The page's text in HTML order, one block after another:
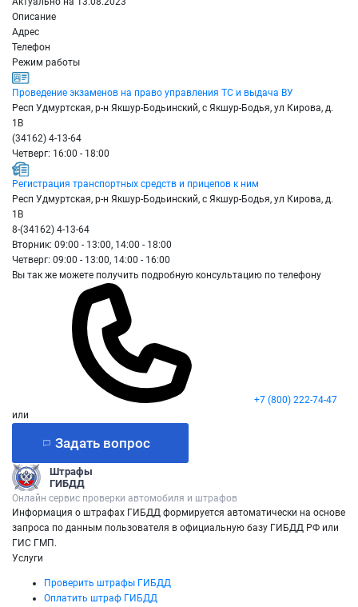
Описание
Адрес
Телефон
Режим работы
Проведение экзаменов на право управления ТС и выдача ВУ
Респ Удмуртская, р-н Якшур-Бодьинский, с Якшур-Бодья, ул Кирова, д.
1В
(34162) 4-13-64
Четверг: 16:00 - 18:00
Регистрация транспортных средств и прицепов к ним
Респ Удмуртская, р-н Якшур-Бодьинский, с Якшур-Бодья, ул Кирова, д.
1В
8-(34162) 4-13-64
Вторник: 09:00 - 13:00, 14:00 - 18:00
Четверг: 09:00 - 13:00, 14:00 - 16:00
Вы так же можете получить подробную консультацию по телефону
+7 (800) 222-74-47
или
Задать вопрос
Штрафы
ГИБДД
Онлайн сервис проверки автомобиля и штрафов
Информация о штрафах ГИБДД формируется автоматически на основе
запроса по данным пользователя в официальную базу ГИБДД РФ или
ГИС ГМП.
Услуги
Проверить штрафы ГИБДД
Оплатить штраф ГИБДД